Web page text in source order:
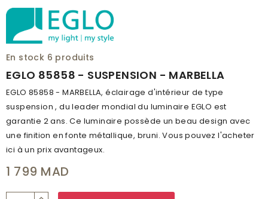
En stock 6 produits
EGLO 85858 - SUSPENSION - MARBELLA
EGLO 85858 - MARBELLA, éclairage d'intérieur de type
suspension , du leader mondial du luminaire EGLO est
garantie 2 ans. Ce luminaire possède un beau design avec
une finition en fonte métallique, bruni. Vous pouvez l'acheter
ici à un prix avantageux.
1 799 MAD